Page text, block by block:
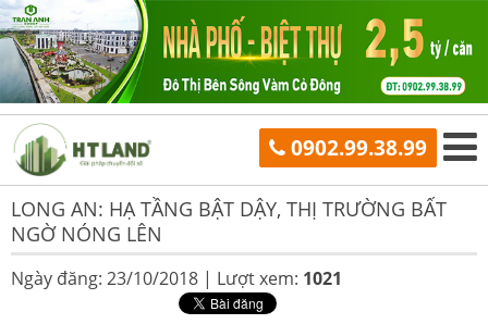
0902.99.38.99
LONG AN: HẠ TẦNG BẬT DẬY, THỊ TRƯỜNG BẤT
NGỜ NÓNG LÊN
Ngày đăng: 23/10/2018 | Lượt xem: 1021